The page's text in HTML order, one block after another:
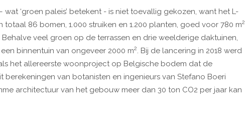
wat ‘groen paleis’ betekent - is niet toevallig gekozen, want het L-
86 bomen, 1.000 struiken en 1.200 planten, goed voor 780 m2
veel groen op de terrassen en drie weelderige daktuinen,
binnentuin van ongeveer 2000 m2. Bij de lancering in 2018 werd
het allereerste woonproject op Belgische bodem dat de
berekeningen van botanisten en ingenieurs van Stefano Boeri
architectuur van het gebouw meer dan 30 ton CO2 per jaar kan